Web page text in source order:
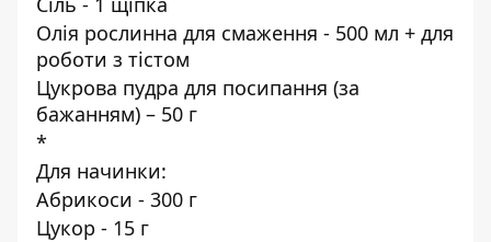
Олія рослинна для смаження - 500 мл + для
роботи з тістом
Цукрова пудра для посипання (за
бажанням) – 50 г
*
Для начинки:
Абрикоси - 300 г
Цукор - 15 г